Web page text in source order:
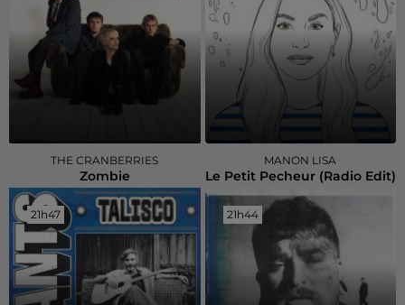
THE CRANBERRIES
Zombie
MANON LISA
Le Petit Pecheur (radio Edit)
21h47
21h47 21h44
21h44